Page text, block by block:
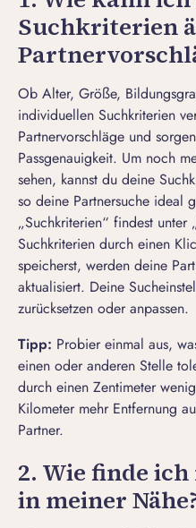
Suchkriterien
Ob Alter, Größe,
individuellen Suchkriterien
Partnervorschläge und
Passgenauigkeit. Um noch
sehen, kannst du deine
so deine Partnersuche ideal
„Suchkriterien“ findest
Suchkriterien durch einen
speicherst, werden deine
aktualisiert. Deine
zurücksetzen oder anpassen.
Tipp: Probier einmal aus,
einen oder anderen Stelle
durch einen Zentimeter
Kilometer mehr Entfernung
Partner.
2. Wie finde
in meiner